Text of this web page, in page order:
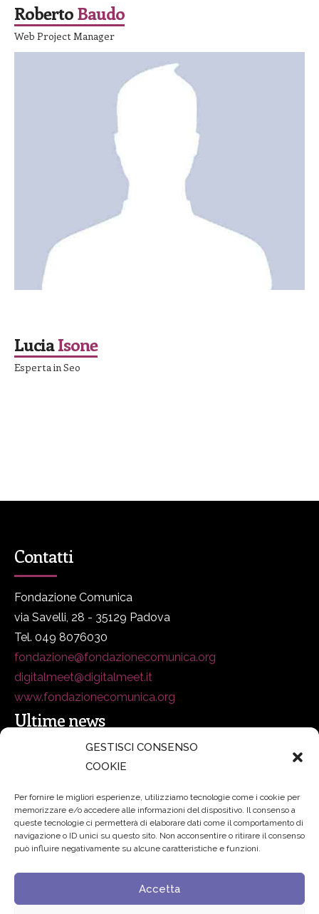
GESTISCI CONSENSO
COOKIE
Per fornire le migliori esperienze, utilizziamo tecnologie come i cookie per
memorizzare e/o accedere alle informazioni del dispositivo. Il consenso a
queste tecnologie ci permetterà di elaborare dati come il comportamento di
navigazione o ID unici su questo sito. Non acconsentire o ritirare il consenso
può influire negativamente su alcune caratteristiche e funzioni.
Accetta
RobertoBaudo
Web Project Manager
LuciaIsone
Esperta in Seo
Contatti
Fondazione Comunica
via Savelli, 28 - 35129 Padova
Tel. 049 8076030
fondazione@fondazionecomunica.org
digitalmeet@digitalmeet.it
www.fondazionecomunica.org
Ultime news
secsolutionforum 2026: è Bologna la nuova capitale
Padre Benanti: «Intelligenza artificiale? Contro i nuovi
algoritmi del potere serve una governance condivisa»
Edvance – Digital Education Hub Higher Education